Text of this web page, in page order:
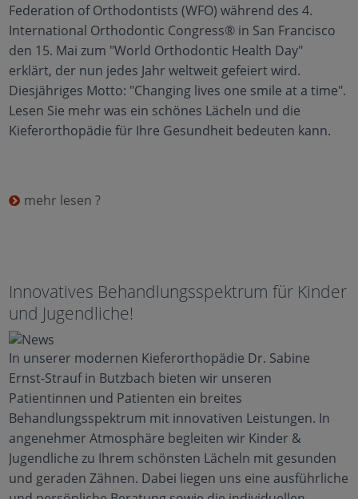
Federation of Orthodontists (WFO) während des 4.
International Orthodontic Congress® in San Francisco
den 15. Mai zum "World Orthodontic Health Day"
erklärt, der nun jedes Jahr weltweit gefeiert wird.
Diesjähriges Motto: "Changing lives one smile at a time".
Lesen Sie mehr was ein schönes Lächeln und die
Kieferorthopädie für Ihre Gesundheit bedeuten kann.
mehr lesen ?
Innovatives Behandlungsspektrum für Kinder
und Jugendliche!
In unserer modernen Kieferorthopädie Dr. Sabine
Ernst-Strauf in Butzbach bieten wir unseren
Patientinnen und Patienten ein breites
Behandlungsspektrum mit innovativen Leistungen. In
angenehmer Atmosphäre begleiten wir Kinder &
Jugendliche zu Ihrem schönsten Lächeln mit gesunden
und geraden Zähnen. Dabei liegen uns eine ausführliche